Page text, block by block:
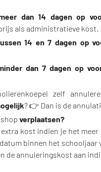
dan 14 dagen op
als administratieve kost.
14 en 7 dagen op
dan 7 dagen op
zelf
? 👉 Dan is de
verplaatsen?
kost indien je het meer
binnen het schooljaar
de annuleringskost aan